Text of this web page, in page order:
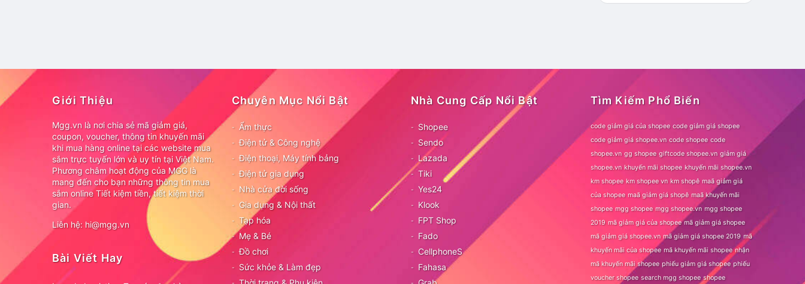
Giới Thiệu
Mgg.vn là nơi chia sẻ mã giảm giá,
coupon, voucher, thông tin khuyến mãi
khi mua hàng online tại các website mua
sắm trực tuyến lớn và uy tín tại Việt Nam.
Phương châm hoạt động của MGG là
mang đến cho bạn những thông tin mua
sắm online Tiết kiệm tiền, tiết kiệm thời
gian.
Liên hệ: hi@mgg.vn
Bài Viết Hay
Chuyên Mục Nổi Bật
Ẩm thực
Điện tử & Công nghệ
Điện thoại, Máy tính bảng
Điện tử gia dụng
Nhà cửa đời sống
Gia dụng & Nội thất
Tạp hóa
Mẹ & Bé
Đồ chơi
Sức khỏe & Làm đẹp
Nhà Cung Cấp Nổi Bật
Shopee
Sendo
Lazada
Tiki
Yes24
Klook
FPT Shop
Fado
CellphoneS
Fahasa
Tìm Kiếm Phổ Biến
code giảm giá của shopee code giảm giá shopee
code giảm giá shopee.vn code shopee code
shopee.vn gg shopee giftcode shopee.vn giảm giá
shopee.vn khuyến mãi shopee khuyến mãi shopee.vn
km shopee km shopee vn km shopê maã giảm giá
của shopee maã giảm giá shopê maã khuyến mãi
shopee mgg shopee mgg shopee.vn mgg shopee
2019 mã giảm giá của shopee mã giảm giá shopee
mã giảm giá shopee.vn mã giảm giá shopee 2019 mã
khuyến mãi của shopee mã khuyến mãi shopee nhận
mã khuyến mãi shopee phiếu giảm giá shopee phiếu
voucher shopee search mgg shopee shopee